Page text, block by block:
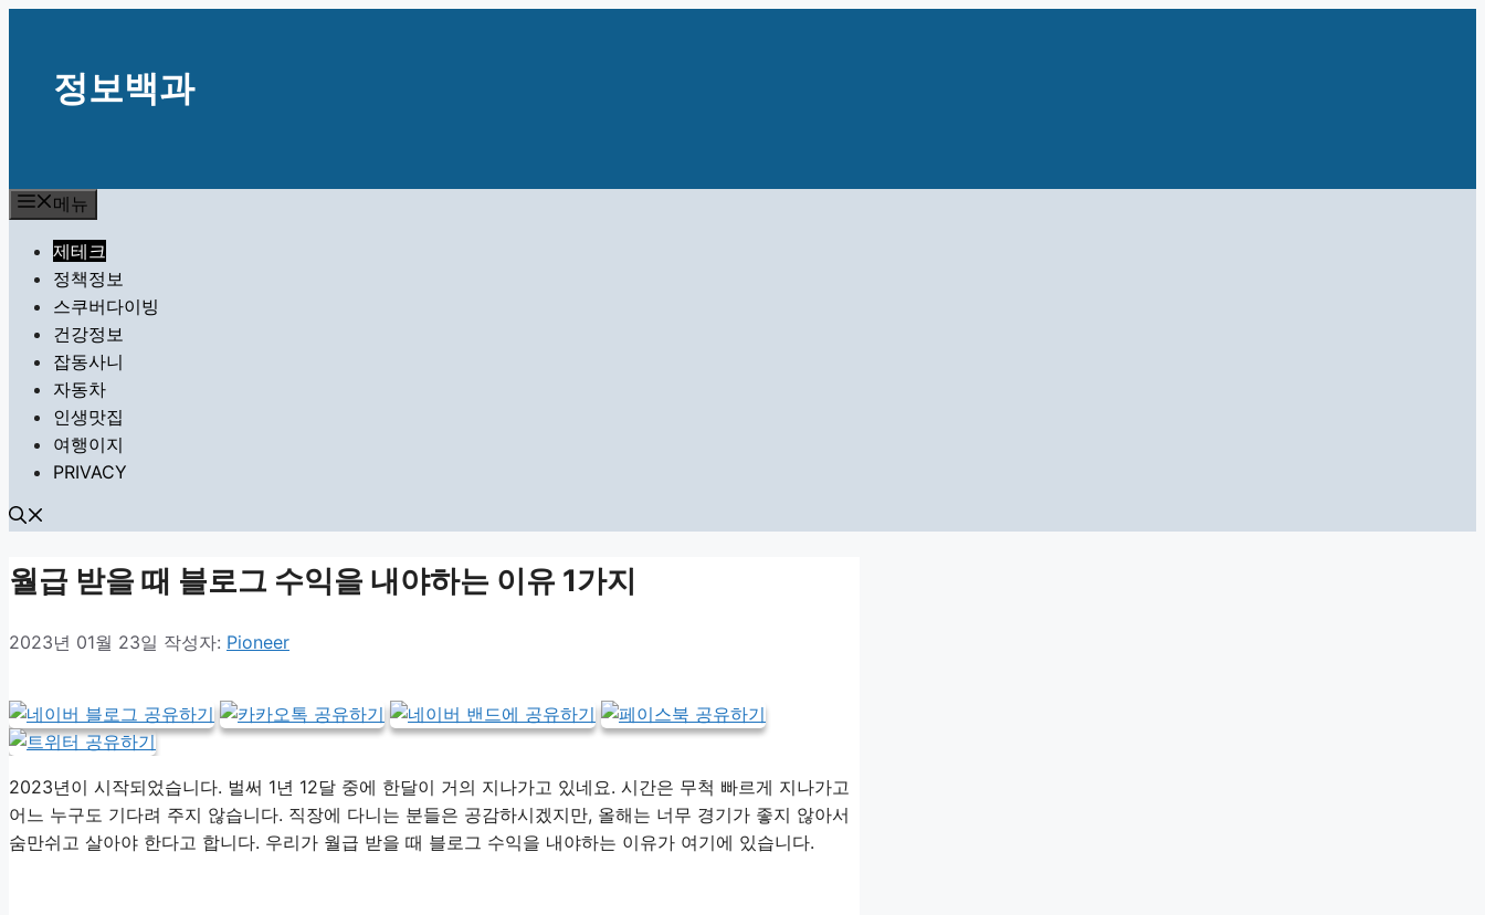
뛰
기
정보백과
메뉴
제테크
정책정보
스쿠버다이빙
건강정보
잡동사니
자동차
인생맛집
여행이지
PRIVACY
월급 받을 때 블로그 수익을 내야하는 이유 1가지
2023년 01월 23일 작성자: Pioneer
2023년이 시작되었습니다. 벌써 1년 12달 중에 한달이 거의 지나가고 있네요. 시간은 무척 빠르게 지나가고
어느 누구도 기다려 주지 않습니다. 직장에 다니는 분들은 공감하시겠지만, 올해는 너무 경기가 좋지 않아서
숨만쉬고 살아야 한다고 합니다. 우리가 월급 받을 때 블로그 수익을 내야하는 이유가 여기에 있습니다.